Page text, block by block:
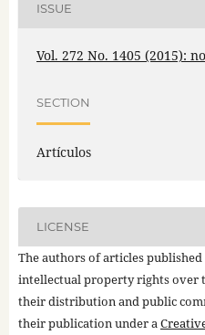
ISSUE
Vol. 272 No. 1405 (2015):
SECTION
Artículos
LICENSE
The authors of articles
intellectual property rights over
their distribution and public
their publication under a